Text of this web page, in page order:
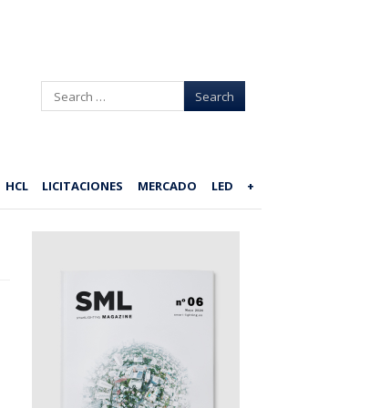
Search
HCL LICITACIONES MERCADO LED +